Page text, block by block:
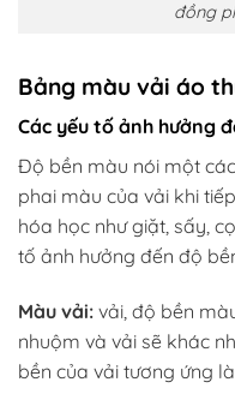
đồng
Bảng màu vải áo
Các yếu tố ảnh hưởng
Độ bền màu nói một
phai màu của vải khi
hóa học như giặt, sấy,
tố ảnh hưởng đến độ
Màu vải: vải, độ bền
nhuộm và vải sẽ khác
bền của vải tương ứng